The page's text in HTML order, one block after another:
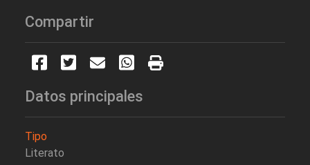
Compartir
Datos principales
Tipo
Literato